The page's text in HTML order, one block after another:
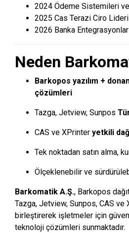
2024 Ödeme Sistemileri ve
2025 Cas Terazi Ciro Lideri
2026 Banka
Neden
Barkopos yazılım +
çözümleri
Tazga, Jetview, Sunpos
CAS ve XPrinter yetkili
Tek noktadan satın alma,
Ölçeklenebilir ve
Barkomatik A.Ş., Barkopos
Tazga, Jetview, Sunpos, CAS ve
birleştirerek işletmeler için
teknoloji çözümleri sunmaktadır.